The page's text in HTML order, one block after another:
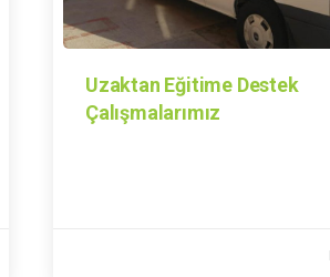
Uzaktan Eğitime Destek
Çalışmalarımız